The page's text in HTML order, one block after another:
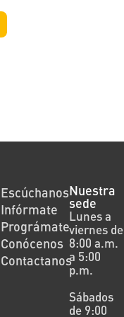
Escúchanos
Infórmate
Prográmate
Conócenos
Contactanos
Nuestra
sede
Lunes a
viernes de
8:00 a.m.
a 5:00
p.m.
Sábados
de 9:00